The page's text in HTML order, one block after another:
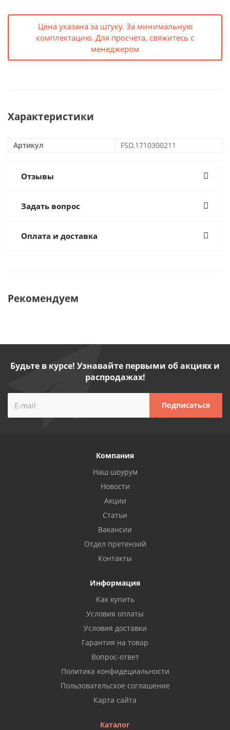
Цена указана за штуку. За минимальную
комплектацию. Для просчета, свяжитесь с
менеджером
Характеристики
Артикул FSD.1710300211
Отзывы
Задать вопрос
Оплата и доставка
Рекомендуем
Будьте в курсе! Узнавайте первыми об акциях и
распродажах!
Компания
Наш шоурум
Новости
Акции
Статьи
Вакансии
Отдел претензий
Контакты
Информация
Как купить
Условия оплаты
Условия доставки
Гарантия на товар
Вопрос-ответ
Политика конфидециальности
Пользовательское соглашение
Карта сайта
Каталог